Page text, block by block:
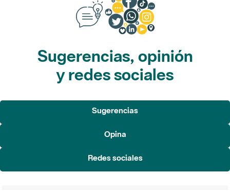
Sugerencias, opinión
y redes sociales
Sugerencias
Opina
Redes sociales